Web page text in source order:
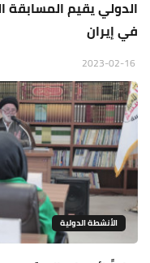
الدولي يقيم المسابقة
في إيران
الأنشطة الدولية